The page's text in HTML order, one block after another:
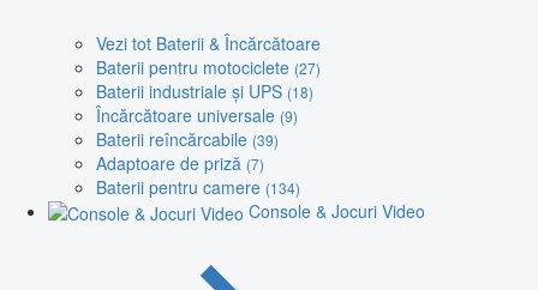
Vezi tot Baterii & Încărcătoare
Baterii pentru motociclete (27)
Baterii industriale și UPS (18)
Încărcătoare universale (9)
Baterii reîncărcabile (39)
Adaptoare de priză (7)
Baterii pentru camere (134)
Console & Jocuri Video